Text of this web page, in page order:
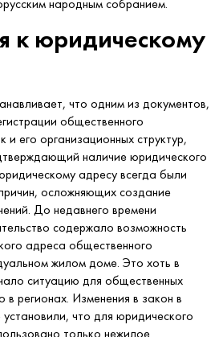
народным собранием.
к юридическому
что одним из документов,
общественного
и его организационных структур,
наличие юридического
адресу всегда были
осложняющих создание
До недавнего времени
содержало возможность
адреса общественного
жилом доме. Это хоть в
ситуацию для общественных
регионах. Изменения в закон в
что для юридического
только нежилое